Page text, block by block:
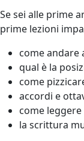
Se sei alle prime
prime lezioni
come andare
qual è la
come
accordi e
come
la scrittura